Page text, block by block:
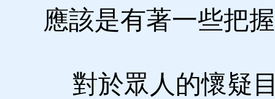
應該是有著一些把
對於眾人的懷疑